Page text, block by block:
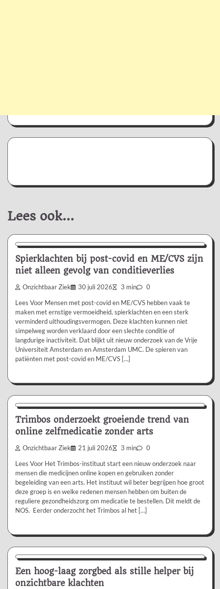
Lees ook...
Nieuws/Informatie
Spierklachten bij post-covid en ME/CVS zijn
niet alleen gevolg van conditieverlies
Onzichtbaar Ziek 30 juli 2026 3 min 0
Lees Voor Mensen met post-covid en ME/CVS hebben vaak te
maken met ernstige vermoeidheid, spierklachten en een sterk
verminderd uithoudingsvermogen. Deze klachten kunnen niet
simpelweg worden verklaard door een slechte conditie of
langdurige inactiviteit. Dat blijkt uit nieuw onderzoek van de Vrije
Universiteit Amsterdam en Amsterdam UMC. De spieren van
patiënten met post-covid en ME/CVS […]
Nieuws/Informatie
Trimbos onderzoekt groeiende trend van
online zelfmedicatie zonder arts
Onzichtbaar Ziek 21 juli 2026 3 min 0
Lees Voor Het Trimbos-instituut start een nieuw onderzoek naar
mensen die medicijnen online kopen en gebruiken zonder
begeleiding van een arts. Het instituut wil beter begrijpen hoe groot
deze groep is en welke redenen mensen hebben om buiten de
reguliere gezondheidszorg om medicatie te bestellen. Dit meldt de
NOS. Eerder onderzocht het Trimbos al het […]
Aanbevolen
Een hoog-laag zorgbed als stille helper bij
onzichtbare klachten